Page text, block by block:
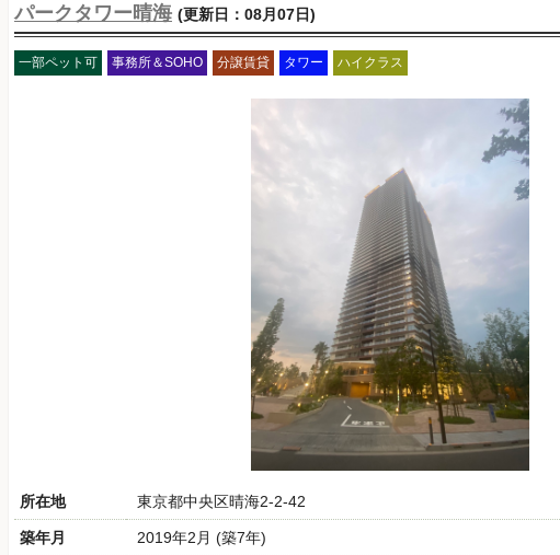
パークタワー晴海 (更新日：08月07日)
一部ペット可 事務所＆SOHO 分譲賃貸 タワー ハイクラス
所在地 東京都中央区晴海2-2-42
築年月 2019年2月 (築7年)